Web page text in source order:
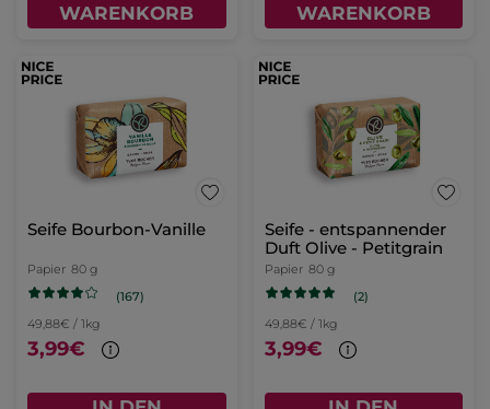
WARENKORB
WARENKORB
Seife Bourbon-Vanille
Papier 80 g
(167)
49,88€ / 1kg
3,99€
Seife - entspannender
Duft Olive - Petitgrain
Papier 80 g
(2)
49,88€ / 1kg
3,99€